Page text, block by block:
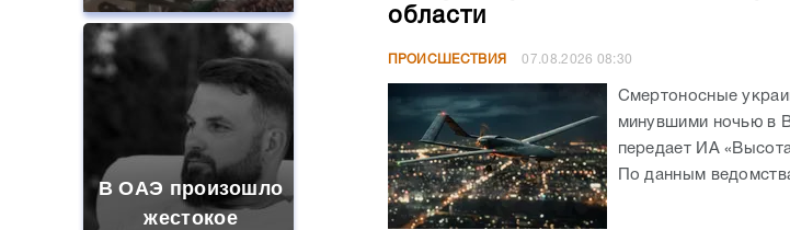
В ОАЭ произошло
жестокое
области
ПРОИСШЕСТВИЯ 07.08.2026 08:30
Смертоносные
минувшими ночью в
передает ИА
По данным